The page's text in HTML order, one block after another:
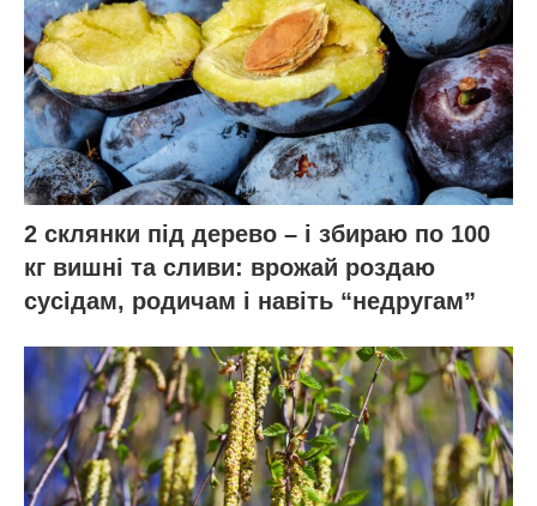
2 склянки під дерево – і збираю по 100
кг вишні та сливи: врожай роздаю
сусідам, родичам і навіть “недругам”